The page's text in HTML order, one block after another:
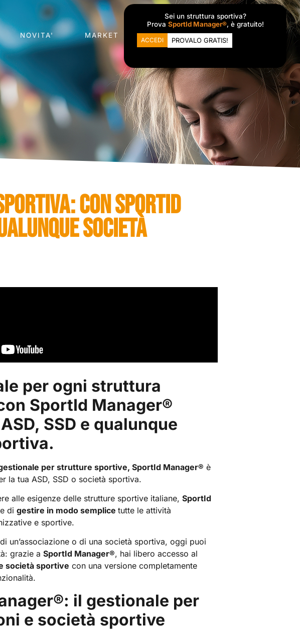
NOVITA' MARKET
Sei un struttura sportiva?
Prova SportId Manager®, è gratuito!
ACCEDI PROVALO GRATIS!
CON SPORTID
SOCIETÀ
per ogni struttura
SportId Manager®
SSD e qualunque
per strutture sportive, SportId Manager® è
la tua ASD, SSD o società sportiva.
alle esigenze delle strutture sportive italiane,SportId
digestire in modo semplicetutte le attività
e sportive.
un’associazione o di una società sportiva, oggi puoi
grazie aSportId Manager®, hai libero accesso al
società sportive con una versione completamente
®: il gestionale per
e società sportive